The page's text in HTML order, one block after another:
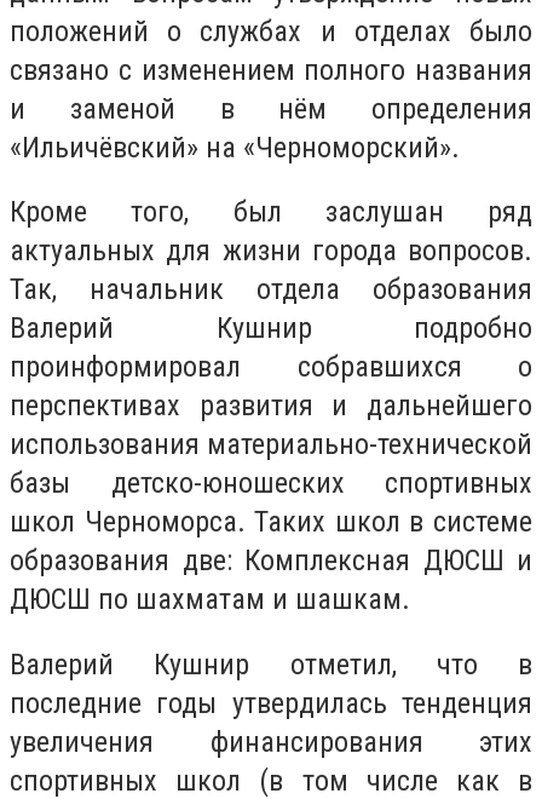
положений о службах и отделах было
связано с изменением полного названия
и заменой в нём определения
«Ильичёвский» на «Черноморский».
Кроме того, был заслушан ряд
актуальных для жизни города вопросов.
Так, начальник отдела образования
Валерий Кушнир подробно
проинформировал собравшихся о
перспективах развития и дальнейшего
использования материально-технической
базы детско-юношеских спортивных
школ Черноморса. Таких школ в системе
образования две: Комплексная ДЮСШ и
ДЮСШ по шахматам и шашкам.
Валерий Кушнир отметил, что в
последние годы утвердилась тенденция
увеличения финансирования этих
спортивных школ (в том числе как в